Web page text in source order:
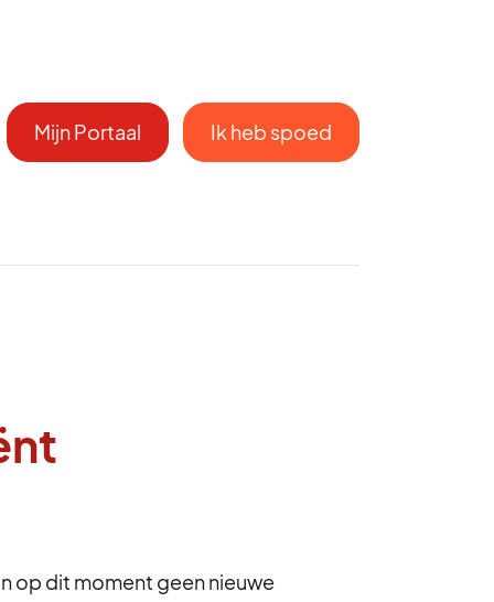
Mijn Portaal Ik heb spoed
op dit moment geen nieuwe